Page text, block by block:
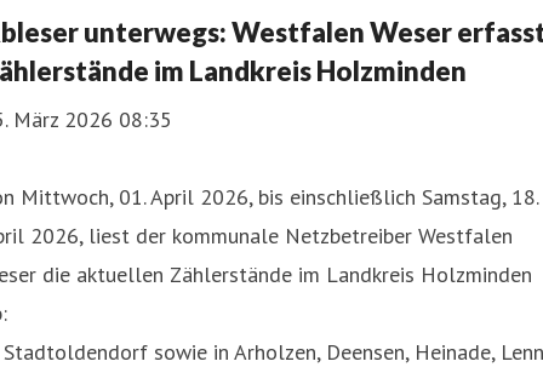
unterwegs: Westfalen Weser
im Landkreis Holzminden
März 2026 08:35
Mittwoch, 01. April 2026, bis einschließlich Samstag, 18.
2026, liest der kommunale Netzbetreiber Westfalen
die aktuellen Zählerstände im Landkreis Holzminden
sowie in Arholzen, Deensen, Heinade,